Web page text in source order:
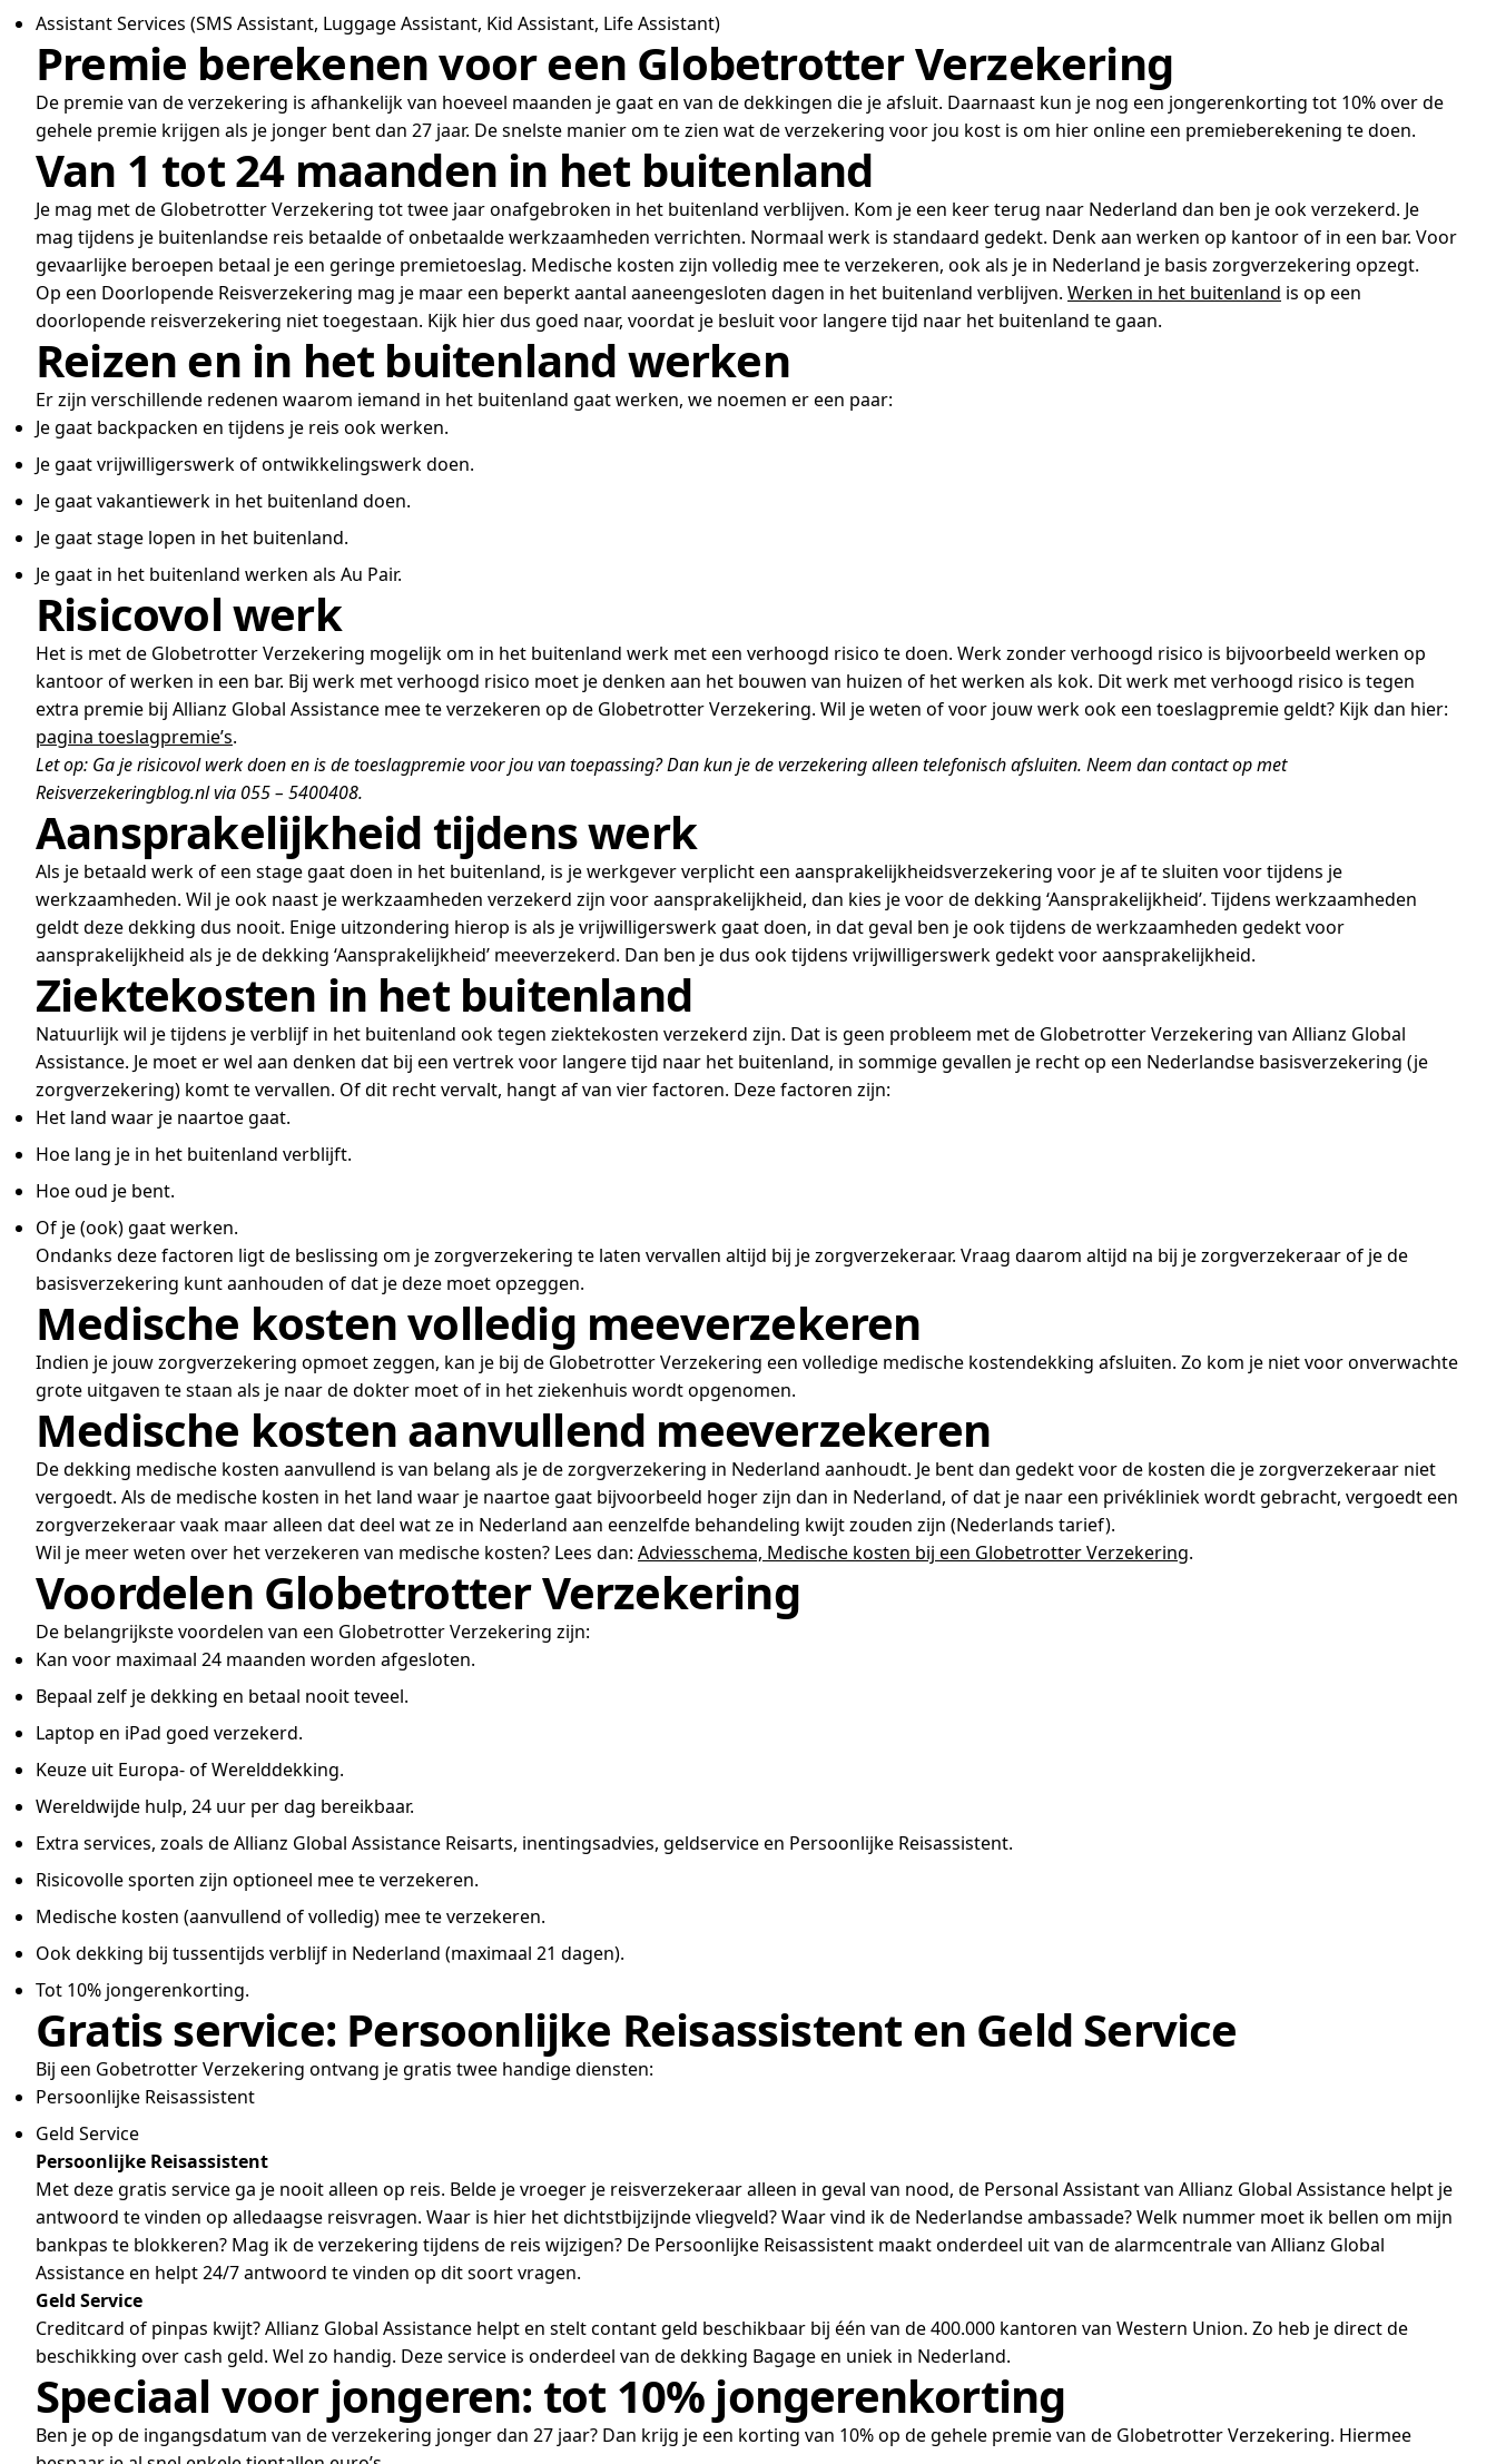
Assistant Services (SMS Assistant, Luggage Assistant, Kid Assistant, Life Assistant)
Premie berekenen voor een Globetrotter Verzekering
De premie van de verzekering is afhankelijk van hoeveel maanden je gaat en van de dekkingen die je afsluit. Daarnaast kun je nog een jongerenkorting tot 10% over de
gehele premie krijgen als je jonger bent dan 27 jaar. De snelste manier om te zien wat de verzekering voor jou kost is om hier online een premieberekening te doen.
Van 1 tot 24 maanden in het buitenland
Je mag met de Globetrotter Verzekering tot twee jaar onafgebroken in het buitenland verblijven. Kom je een keer terug naar Nederland dan ben je ook verzekerd. Je
mag tijdens je buitenlandse reis betaalde of onbetaalde werkzaamheden verrichten. Normaal werk is standaard gedekt. Denk aan werken op kantoor of in een bar. Voor
gevaarlijke beroepen betaal je een geringe premietoeslag. Medische kosten zijn volledig mee te verzekeren, ook als je in Nederland je basis zorgverzekering opzegt.
Op een Doorlopende Reisverzekering mag je maar een beperkt aantal aaneengesloten dagen in het buitenland verblijven. Werken in het buitenland is op een
doorlopende reisverzekering niet toegestaan. Kijk hier dus goed naar, voordat je besluit voor langere tijd naar het buitenland te gaan.
Reizen en in het buitenland werken
Er zijn verschillende redenen waarom iemand in het buitenland gaat werken, we noemen er een paar:
Je gaat backpacken en tijdens je reis ook werken.
Je gaat vrijwilligerswerk of ontwikkelingswerk doen.
Je gaat vakantiewerk in het buitenland doen.
Je gaat stage lopen in het buitenland.
Je gaat in het buitenland werken als Au Pair.
Risicovol werk
Het is met de Globetrotter Verzekering mogelijk om in het buitenland werk met een verhoogd risico te doen. Werk zonder verhoogd risico is bijvoorbeeld werken op
kantoor of werken in een bar. Bij werk met verhoogd risico moet je denken aan het bouwen van huizen of het werken als kok. Dit werk met verhoogd risico is tegen
extra premie bij Allianz Global Assistance mee te verzekeren op de Globetrotter Verzekering. Wil je weten of voor jouw werk ook een toeslagpremie geldt? Kijk dan hier:
pagina toeslagpremie’s.
Let op: Ga je risicovol werk doen en is de toeslagpremie voor jou van toepassing? Dan kun je de verzekering alleen telefonisch afsluiten. Neem dan contact op met
Reisverzekeringblog.nl via 055 – 5400408.
Aansprakelijkheid tijdens werk
Als je betaald werk of een stage gaat doen in het buitenland, is je werkgever verplicht een aansprakelijkheidsverzekering voor je af te sluiten voor tijdens je
werkzaamheden. Wil je ook naast je werkzaamheden verzekerd zijn voor aansprakelijkheid, dan kies je voor de dekking ‘Aansprakelijkheid’. Tijdens werkzaamheden
geldt deze dekking dus nooit. Enige uitzondering hierop is als je vrijwilligerswerk gaat doen, in dat geval ben je ook tijdens de werkzaamheden gedekt voor
aansprakelijkheid als je de dekking ‘Aansprakelijkheid’ meeverzekerd. Dan ben je dus ook tijdens vrijwilligerswerk gedekt voor aansprakelijkheid.
Ziektekosten in het buitenland
Natuurlijk wil je tijdens je verblijf in het buitenland ook tegen ziektekosten verzekerd zijn. Dat is geen probleem met de Globetrotter Verzekering van Allianz Global
Assistance. Je moet er wel aan denken dat bij een vertrek voor langere tijd naar het buitenland, in sommige gevallen je recht op een Nederlandse basisverzekering (je
zorgverzekering) komt te vervallen. Of dit recht vervalt, hangt af van vier factoren. Deze factoren zijn:
Het land waar je naartoe gaat.
Hoe lang je in het buitenland verblijft.
Hoe oud je bent.
Of je (ook) gaat werken.
Ondanks deze factoren ligt de beslissing om je zorgverzekering te laten vervallen altijd bij je zorgverzekeraar. Vraag daarom altijd na bij je zorgverzekeraar of je de
basisverzekering kunt aanhouden of dat je deze moet opzeggen.
Medische kosten volledig meeverzekeren
Indien je jouw zorgverzekering opmoet zeggen, kan je bij de Globetrotter Verzekering een volledige medische kostendekking afsluiten. Zo kom je niet voor onverwachte
grote uitgaven te staan als je naar de dokter moet of in het ziekenhuis wordt opgenomen.
Medische kosten aanvullend meeverzekeren
De dekking medische kosten aanvullend is van belang als je de zorgverzekering in Nederland aanhoudt. Je bent dan gedekt voor de kosten die je zorgverzekeraar niet
vergoedt. Als de medische kosten in het land waar je naartoe gaat bijvoorbeeld hoger zijn dan in Nederland, of dat je naar een privékliniek wordt gebracht, vergoedt een
zorgverzekeraar vaak maar alleen dat deel wat ze in Nederland aan eenzelfde behandeling kwijt zouden zijn (Nederlands tarief).
Wil je meer weten over het verzekeren van medische kosten? Lees dan: Adviesschema, Medische kosten bij een Globetrotter Verzekering.
Voordelen Globetrotter Verzekering
De belangrijkste voordelen van een Globetrotter Verzekering zijn:
Kan voor maximaal 24 maanden worden afgesloten.
Bepaal zelf je dekking en betaal nooit teveel.
Laptop en iPad goed verzekerd.
Keuze uit Europa- of Werelddekking.
Wereldwijde hulp, 24 uur per dag bereikbaar.
Extra services, zoals de Allianz Global Assistance Reisarts, inentingsadvies, geldservice en Persoonlijke Reisassistent.
Risicovolle sporten zijn optioneel mee te verzekeren.
Medische kosten (aanvullend of volledig) mee te verzekeren.
Ook dekking bij tussentijds verblijf in Nederland (maximaal 21 dagen).
Tot 10% jongerenkorting.
Gratis service: Persoonlijke Reisassistent en Geld Service
Bij een Gobetrotter Verzekering ontvang je gratis twee handige diensten:
Persoonlijke Reisassistent
Geld Service
Persoonlijke Reisassistent
Met deze gratis service ga je nooit alleen op reis. Belde je vroeger je reisverzekeraar alleen in geval van nood, de Personal Assistant van Allianz Global Assistance helpt je
antwoord te vinden op alledaagse reisvragen. Waar is hier het dichtstbijzijnde vliegveld? Waar vind ik de Nederlandse ambassade? Welk nummer moet ik bellen om mijn
bankpas te blokkeren? Mag ik de verzekering tijdens de reis wijzigen? De Persoonlijke Reisassistent maakt onderdeel uit van de alarmcentrale van Allianz Global
Assistance en helpt 24/7 antwoord te vinden op dit soort vragen.
Geld Service
Creditcard of pinpas kwijt? Allianz Global Assistance helpt en stelt contant geld beschikbaar bij één van de 400.000 kantoren van Western Union. Zo heb je direct de
beschikking over cash geld. Wel zo handig. Deze service is onderdeel van de dekking Bagage en uniek in Nederland.
Speciaal voor jongeren: tot 10% jongerenkorting
Ben je op de ingangsdatum van de verzekering jonger dan 27 jaar? Dan krijg je een korting van 10% op de gehele premie van de Globetrotter Verzekering. Hiermee